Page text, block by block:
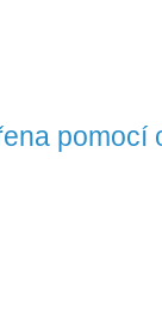
pomocí